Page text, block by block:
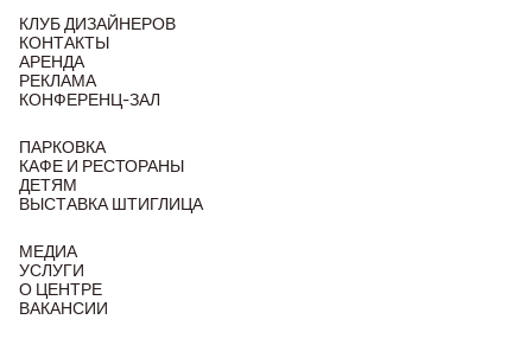
КЛУБ ДИЗАЙНЕРОВ
КОНТАКТЫ
АРЕНДА
РЕКЛАМА
КОНФЕРЕНЦ-ЗАЛ
ПАРКОВКА
КАФЕ И РЕСТОРАНЫ
ДЕТЯМ
ВЫСТАВКА ШТИГЛИЦА
МЕДИА
УСЛУГИ
О ЦЕНТРЕ
ВАКАНСИИ